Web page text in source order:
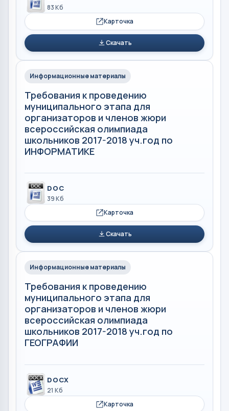
83 Кб
Карточка
Скачать
Информационные материалы
Требования к проведению
муниципального этапа для
организаторов и членов жюри
всероссийская олимпиада
школьников 2017-2018 уч.год по
ИНФОРМАТИКЕ
DOC
39 Кб
Карточка
Скачать
Информационные материалы
Требования к проведению
муниципального этапа для
организаторов и членов жюри
всероссийская олимпиада
школьников 2017-2018 уч.год по
ГЕОГРАФИИ
DOCX
21 Кб
Карточка